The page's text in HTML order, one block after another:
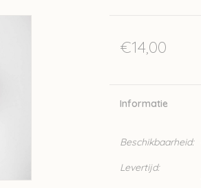
€14,00
Informatie
Beschikbaarheid:
Levertijd: